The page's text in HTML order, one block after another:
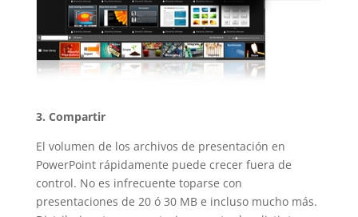
3. Compartir
El volumen de los archivos de presentación en
PowerPoint rápidamente puede crecer fuera de
control. No es infrecuente toparse con
presentaciones de 20 ó 30 MB e incluso mucho más.